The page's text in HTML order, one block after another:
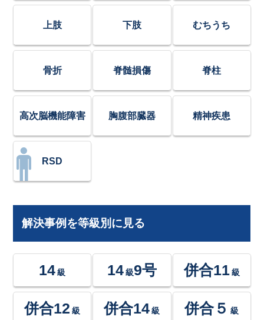
上肢 下肢 むちうち
骨折 脊髄損傷 脊柱
高次脳機能障害 胸腹部臓器 精神疾患
RSD
解決事例を等級別に見る
14 級 14級9号 併合11 級
併合12 級 併合14 級 併合５ 級